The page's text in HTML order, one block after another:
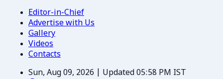
Editor-in-Chief
Advertise with Us
Gallery
Videos
Contacts
Sun, Aug 09, 2026 | Updated 05:58 PM IST